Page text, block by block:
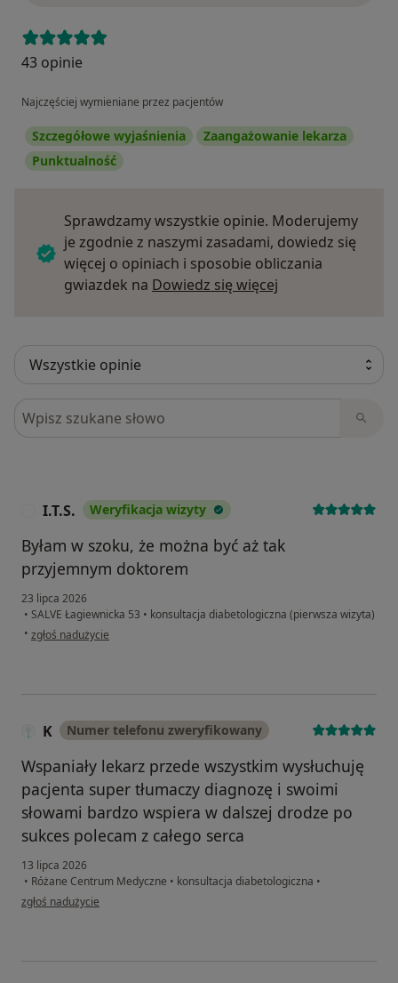
43 opinie
Najczęściej wymieniane przez pacjentów
Szczegółowe wyjaśnienia
Zaangażowanie lekarza
Punktualność
Sprawdzamy wszystkie opinie. Moderujemy
je zgodnie z naszymi zasadami, dowiedz się
więcej o opiniach i sposobie obliczania
gwiazdek na Dowiedz się więcej
Szukaj w opiniach
I.T.S. Weryfikacja wizyty
Byłam w szoku, że można być aż tak
przyjemnym doktorem
23 lipca 2026
• SALVE Łagiewnicka 53 • konsultacja diabetologiczna (pierwsza wizyta)
• w opinii użytkownika I.T.S.
zgłoś nadużycie
K Numer telefonu zweryfikowany
Wspaniały lekarz przede wszystkim wysłuchuję
pacjenta super tłumaczy diagnozę i swoimi
słowami bardzo wspiera w dalszej drodze po
sukces polecam z całego serca
13 lipca 2026
• Różane Centrum Medyczne • konsultacja diabetologiczna •
w opinii użytkownika K
zgłoś nadużycie